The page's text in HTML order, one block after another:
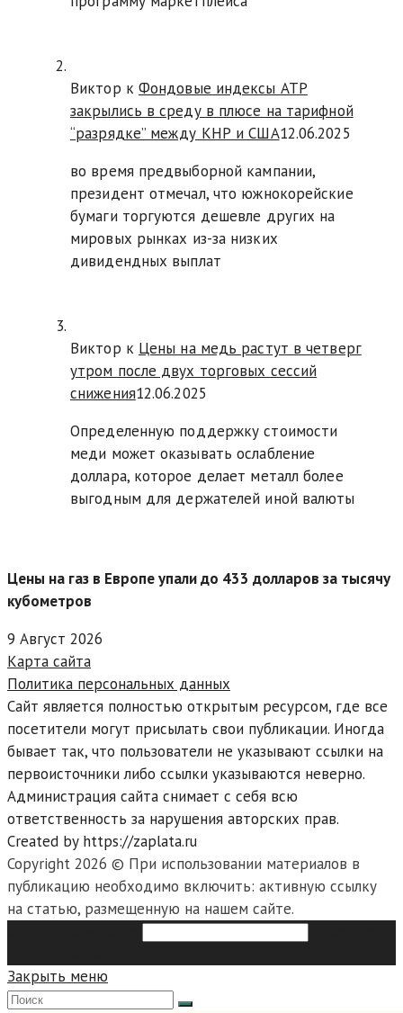
Виктор к Фондовые индексы АТР
закрылись в среду в плюсе на тарифной
“разрядке” между КНР и США12.06.2025
во время предвыборной кампании,
президент отмечал, что южнокорейские
бумаги торгуются дешевле других на
мировых рынках из-за низких
дивидендных выплат
Виктор к Цены на медь растут в четверг
утром после двух торговых сессий
снижения12.06.2025
Определенную поддержку стоимости
меди может оказывать ослабление
доллара, которое делает металл более
выгодным для держателей иной валюты
Цены на газ в Европе упали до 433 долларов за тысячу
кубометров
9 Август 2026
Карта сайта
Политика персональных данных
Сайт является полностью открытым ресурсом, где все
посетители могут присылать свои публикации. Иногда
бывает так, что пользователи не указывают ссылки на
первоисточники либо ссылки указываются неверно.
Администрация сайта снимает с себя всю
ответственность за нарушения авторских прав.
Created by https://zaplata.ru
Copyright 2026 © При использовании материалов в
публикацию необходимо включить: активную ссылку
на статью, размещенную на нашем сайте.
Закрыть меню